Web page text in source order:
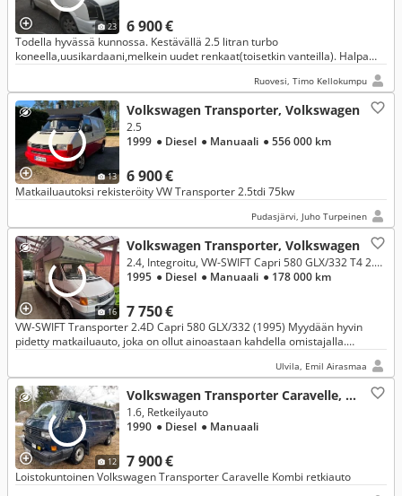
23 6 900 €
Todella hyvässä kunnossa. Kestävällä 2.5 litran turbo
koneella,uusikardaani,melkein uudet renkaat(toisetkin vanteilla). Halpa
Ruovesi, Timo Kellokumpu
13
Volkswagen Transporter, Volkswagen
6 900 €
2.5
1999 ● Diesel ● Manuaali ● 556 000 km
Matkailuautoksi rekisteröity VW Transporter 2.5tdi 75kw
Pudasjärvi, Juho Turpeinen
16
Volkswagen Transporter, Volkswagen
7 750 €
2.4, Integroitu, VW-SWIFT Capri 580 GLX/332 T4 2.4D
1995 ● Diesel ● Manuaali ● 178 000 km
VW-SWIFT Transporter 2.4D Capri 580 GLX/332 (1995) Myydään hyvin
pidetty matkailuauto, joka on ollut ainoastaan kahdella omistajalla.
Ulvila, Emil Airasmaa
12
Volkswagen Transporter Caravelle, Volkswagen
7 900 €
1.6, Retkeilyauto
1990 ● Diesel ● Manuaali
Loistokuntoinen Volkswagen Transporter Caravelle Kombi retkiauto